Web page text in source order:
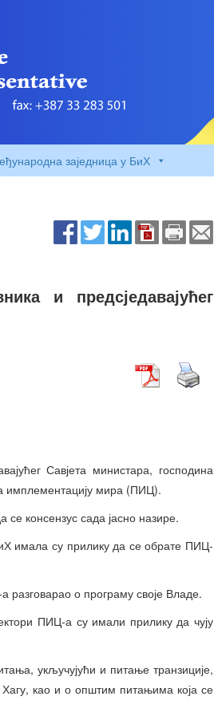
заједница у БиХ
и предсједавајућег
Савјета министара, господина
имплементацију мира (ПИЦ).
се консензус сада јасно назире.
имала су прилику да се обрате ПИЦ-
о програму своје Владе.
ПИЦ-а су имали прилику да чују
укључујући и питање транзиције,
као и о општим питањима која се